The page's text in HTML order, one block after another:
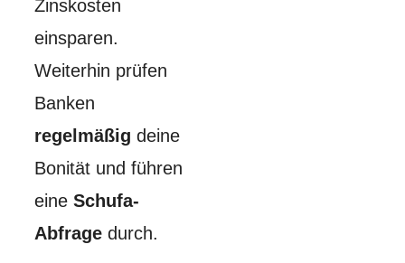
Zinskosten
einsparen.
Weiterhin prüfen
Banken
regelmäßig deine
Bonität und führen
eine Schufa-
Abfrage durch.